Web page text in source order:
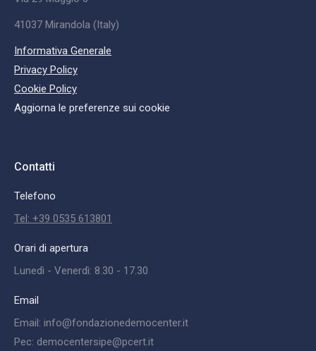
41037 Mirandola (Italy)
Informativa Generale
Privacy Policy
Cookie Policy
Aggiorna le preferenze sui cookie
Contatti
Telefono
Tel: +39 0535 613801
Orari di apertura
Lunedì - Venerdì: 8.30 - 17.30
Email
Email: info@fondazionedemocenter.it
Pec: democentersipe@pcert.it